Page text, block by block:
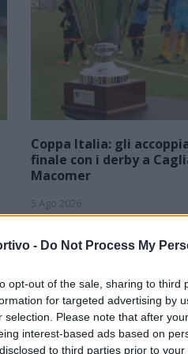
- Do Not Process My
opt-out of the sale, sharing to
for targeted advertising by
selection. Please note that after
interest-based ads based on
to third parties prior to
Coppa Italia: gli
finale con i derby a
Macomer
5 Ago 2026
settembre, il Comitato
(andata) e domenica 6…
Il Coghinas
Sechi e
Bonfigli